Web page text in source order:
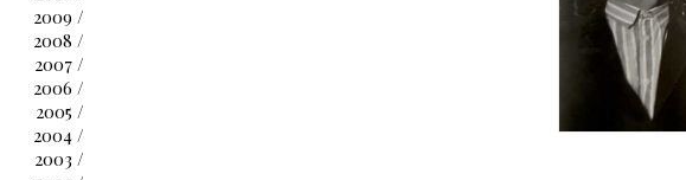
2009 /
2008 /
2007 /
2006 /
2005 /
2004 /
2003 /